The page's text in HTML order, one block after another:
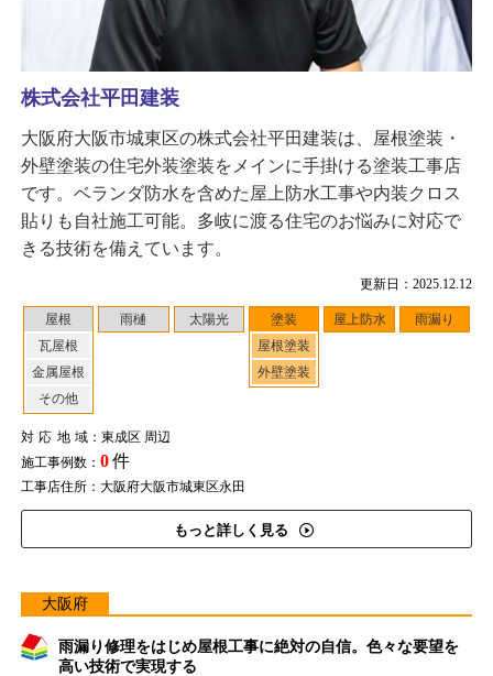
更新日：2025.12.12
屋根
瓦屋根
金属屋根
その他
雨樋 太陽光
塗装
屋根塗装
外壁塗装
屋上防水 雨漏り
対応地域：東成区 周辺
施工事例数： 0件
工事店住所：大阪府大阪市城東区永田
もっと詳しく見る
株式会社平田建装
大阪府大阪市城東区の株式会社平田建装は、屋根塗装・
外壁塗装の住宅外装塗装をメインに手掛ける塗装工事店
です。ベランダ防水を含めた屋上防水工事や内装クロス
貼りも自社施工可能。多岐に渡る住宅のお悩みに対応で
きる技術を備えています。
大阪府
雨漏り修理をはじめ屋根工事に絶対の自信。色々な要望を
高い技術で実現する